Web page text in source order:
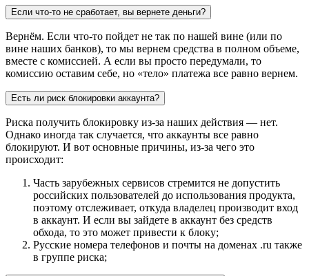
Если что-то не сработает, вы вернете деньги?
Вернём. Если что-то пойдет не так по нашей вине (или по
вине наших банков), то мы вернем средства в полном объеме,
вместе с комиссией. А если вы просто передумали, то
комиссию оставим себе, но «тело» платежа все равно вернем.
Есть ли риск блокировки аккаунта?
Риска получить блокировку из-за наших действия — нет.
Однако иногда так случается, что аккаунты все равно
блокируют. И вот основные причины, из-за чего это
происходит:
Часть зарубежных сервисов стремится не допустить
российских пользователей до использования продукта,
поэтому отслеживает, откуда владелец производит вход
в аккаунт. И если вы зайдете в аккаунт без средств
обхода, то это может привести к блоку;
Русские номера телефонов и почты на доменах .ru также
в группе риска;